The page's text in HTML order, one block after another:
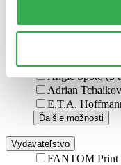
Alexander
Angie Spoto (3
Adrian
E.T.A.
Ďalšie možnosti
Vydavateľstvo
FANTOM Print